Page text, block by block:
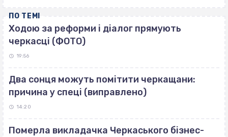
ПО ТЕМІ
Ходою за реформи і діалог прямують
черкасці (ФОТО)
19:56
Два сонця можуть помітити черкащани:
причина у спеці (виправлено)
14:20
Померла викладачка Черкаського бізнес-